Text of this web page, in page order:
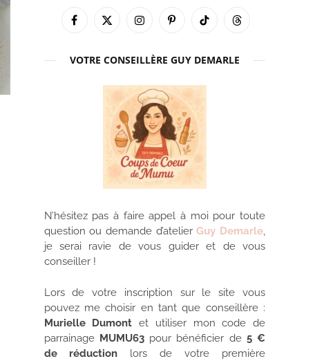
Facebook
X
InstagramPinterestTikTok Threads
VOTRE CONSEILLÈRE GUY DEMARLE
N’hésitez pas à faire appel à moi pour toute
question ou demande d’atelierGuy Demarle,
je serai ravie de vous guider et de vous
conseiller !
Lors de votre inscription sur le site vous
pouvez me choisir en tant que conseillère :
Murielle Dumont et utiliser mon code de
parrainage MUMU63pour bénéficier de 5 €
de réduction lors de votre première